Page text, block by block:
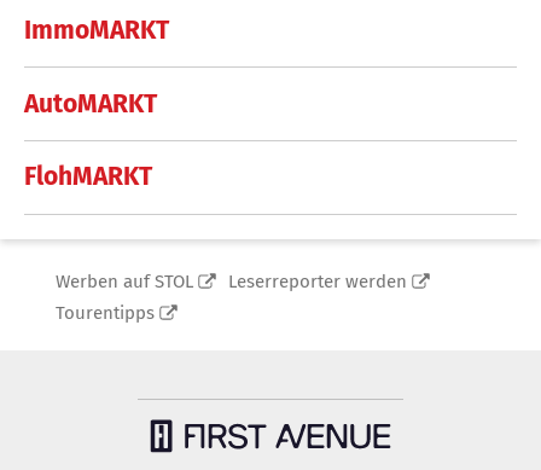
ImmoMARKT
AutoMARKT
FlohMARKT
Werben auf STOL
Leserreporter werden
Tourentipps